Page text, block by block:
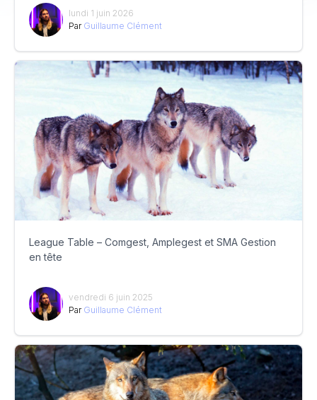
lundi 1 juin 2026
Par Guillaume Clément
League Table – Comgest, Amplegest et SMA Gestion
en tête
vendredi 6 juin 2025
Par Guillaume Clément